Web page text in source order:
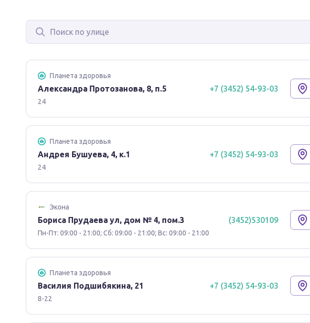
Планета здоровья
Александра Протозанова, 8, п.5
24
+7 (3452) 54-93-03
Планета здоровья
Андрея Бушуева, 4, к.1
24
+7 (3452) 54-93-03
Экона
Бориса Прудаева ул, дом № 4, пом.3
Пн-Пт: 09:00 - 21:00; Сб: 09:00 - 21:00; Вс: 09:00 - 21:00
(3452)530109
Планета здоровья
Василия Подшибякина, 21
8-22
+7 (3452) 54-93-03